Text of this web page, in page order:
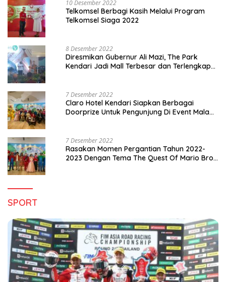
10 Desember 2022
Telkomsel Berbagi Kasih Melalui Program
Telkomsel Siaga 2022
8 Desember 2022
Diresmikan Gubernur Ali Mazi, The Park
Kendari Jadi Mall Terbesar dan Terlengkap
7 Desember 2022
Claro Hotel Kendari Siapkan Berbagai
Doorprize Untuk Pengunjung Di Event Malam
7 Desember 2022
Rasakan Momen Pergantian Tahun 2022-
2023 Dengan Tema The Quest Of Mario Bros
SPORT